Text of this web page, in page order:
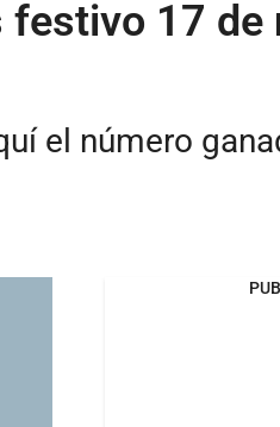
17 de
el número